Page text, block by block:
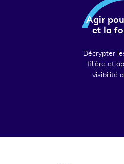
Agir
et la
Décrypter
filière et
visibilité